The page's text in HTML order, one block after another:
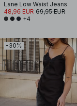
Lane Low Waist Jeans
48,96 EUR 69,95 EUR
+4
-30%